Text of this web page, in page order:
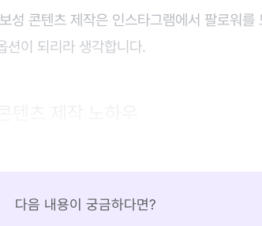
성 콘텐츠 제작은 인스타그램에서 팔로워를
션이 되리라 생각합니다.
다음 내용이 궁금하다면?